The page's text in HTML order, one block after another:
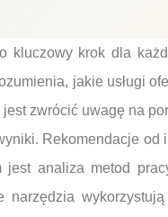
krok dla
jakie usługi
zwrócić uwagę na
Rekomendacje
jest analiza metod
narzędzia